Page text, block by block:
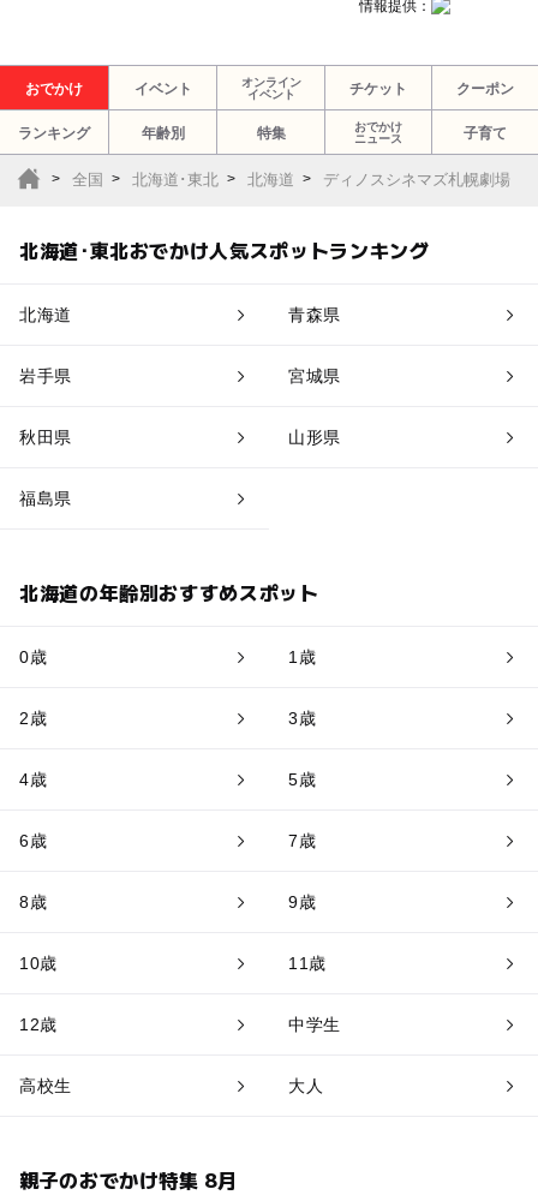
情報提供：
おでかけ イベント
オンライン
イベント
チケット クーポン
ランキング 年齢別 特集
おでかけ
ニュース
子育て
全国 北海道･東北 北海道 ディノスシネマズ札幌劇場
北海道･東北おでかけ人気スポットランキング
北海道 青森県
岩手県 宮城県
秋田県 山形県
福島県
北海道の年齢別おすすめスポット
0歳 1歳
2歳 3歳
4歳 5歳
6歳 7歳
8歳 9歳
10歳 11歳
12歳 中学生
高校生 大人
親子のおでかけ特集 8月